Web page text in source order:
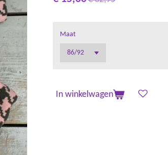
Maat
In winkelwagen